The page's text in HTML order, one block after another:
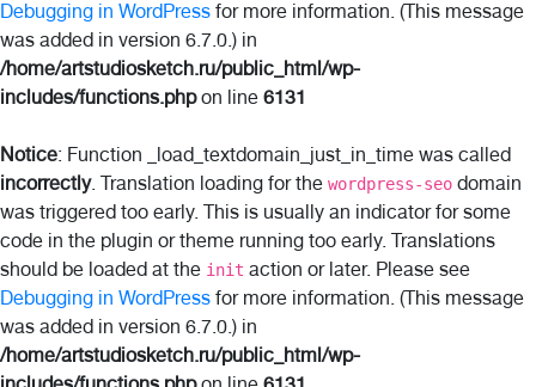
Debugging in WordPress for more information. (This message
was added in version 6.7.0.) in
/home/artstudiosketch.ru/public_html/wp-
includes/functions.phpon line 6131
Notice: Function _load_textdomain_just_in_time was called
incorrectly. Translation loading for the wordpress-seo domain
was triggered too early. This is usually an indicator for some
code in the plugin or theme running too early. Translations
should be loaded at the init action or later. Please see
Debugging in WordPress for more information. (This message
was added in version 6.7.0.) in
/home/artstudiosketch.ru/public_html/wp-